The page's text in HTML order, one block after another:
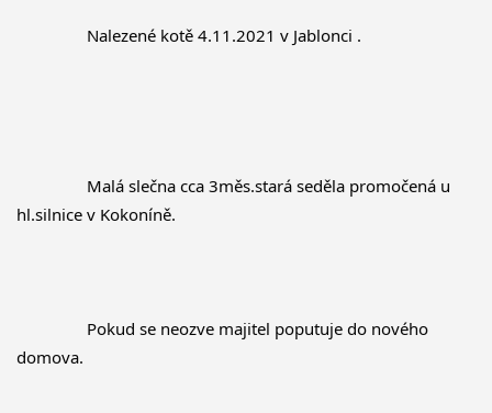
		Nalezené kotě 4.11.2021 v Jablonci .
hl.silnice v Kokoníně.
domova.